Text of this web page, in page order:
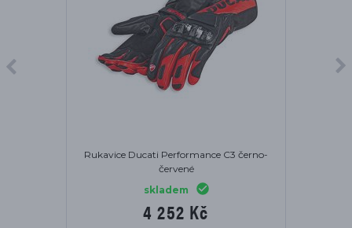
Rukavice Ducati Performance C3 černo-
červené
skladem
4 252 Kč